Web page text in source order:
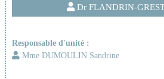
Dr FLANDRIN-
Responsable d'unité :
Mme DUMOULIN Sandrine